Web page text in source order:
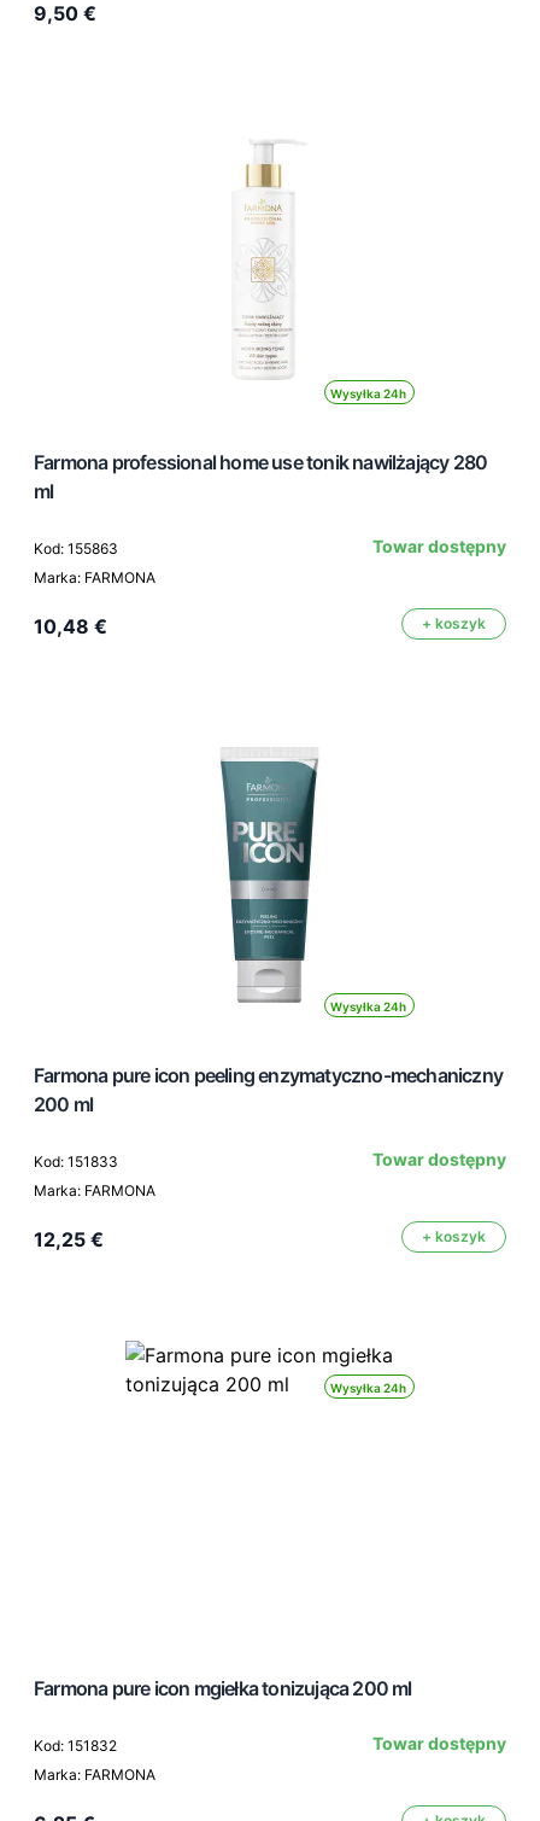
9,50 €
Wysyłka 24h
Farmona professional home use tonik nawilżający 280
ml
Kod: 155863
Marka: FARMONA
Towar dostępny
10,48 € + koszyk
Wysyłka 24h
Farmona pure icon peeling enzymatyczno-mechaniczny
200 ml
Kod: 151833
Marka: FARMONA
Towar dostępny
12,25 € + koszyk
Wysyłka 24h
Farmona pure icon mgiełka tonizująca 200 ml
Kod: 151832
Marka: FARMONA
Towar dostępny